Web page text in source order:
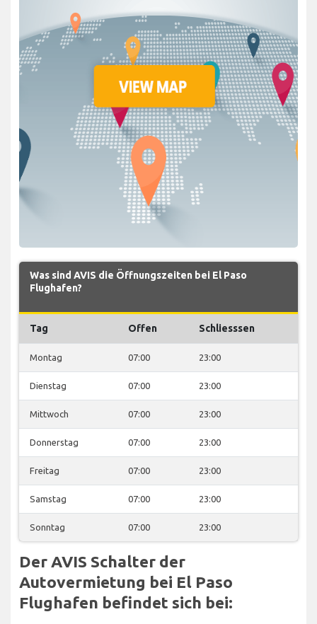
Was sind AVIS die Öffnungszeiten bei El Paso
Flughafen?
Tag Offen Schliesssen
Montag 07:00 23:00
Dienstag 07:00 23:00
Mittwoch 07:00 23:00
Donnerstag 07:00 23:00
Freitag 07:00 23:00
Samstag 07:00 23:00
Sonntag 07:00 23:00
Der AVIS Schalter der
Autovermietung bei El Paso
Flughafen befindet sich bei: